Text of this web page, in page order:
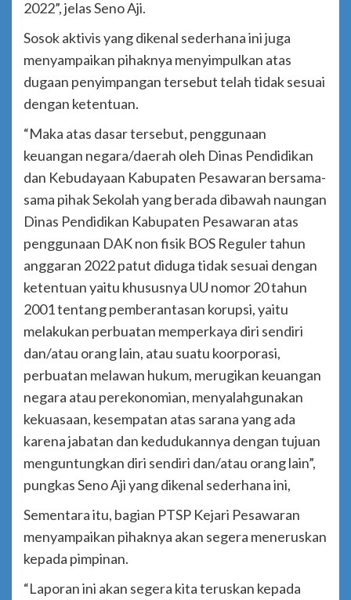
2022”, jelas Seno Aji.
Sosok aktivis yang dikenal sederhana ini juga
menyampaikan pihaknya menyimpulkan atas
dugaan penyimpangan tersebut telah tidak sesuai
dengan ketentuan.
“Maka atas dasar tersebut, penggunaan
keuangan negara/daerah oleh Dinas Pendidikan
dan Kebudayaan Kabupaten Pesawaran bersama-
sama pihak Sekolah yang berada dibawah naungan
Dinas Pendidikan Kabupaten Pesawaran atas
penggunaan DAK non fisik BOS Reguler tahun
anggaran 2022 patut diduga tidak sesuai dengan
ketentuan yaitu khususnya UU nomor 20 tahun
2001 tentang pemberantasan korupsi, yaitu
melakukan perbuatan memperkaya diri sendiri
dan/atau orang lain, atau suatu koorporasi,
perbuatan melawan hukum, merugikan keuangan
negara atau perekonomian, menyalahgunakan
kekuasaan, kesempatan atas sarana yang ada
karena jabatan dan kedudukannya dengan tujuan
menguntungkan diri sendiri dan/atau orang lain”,
pungkas Seno Aji yang dikenal sederhana ini,
Sementara itu, bagian PTSP Kejari Pesawaran
menyampaikan pihaknya akan segera meneruskan
kepada pimpinan.
“Laporan ini akan segera kita teruskan kepada